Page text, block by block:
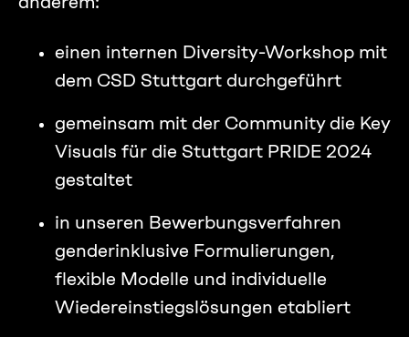
einen internen Diversity-Workshop mit
dem CSD Stuttgart durchgeführt
gemeinsam mit der Community die Key
Visuals für die Stuttgart PRIDE 2024
gestaltet
in unseren Bewerbungsverfahren
genderinklusive Formulierungen,
flexible Modelle und individuelle
Wiedereinstiegslösungen etabliert